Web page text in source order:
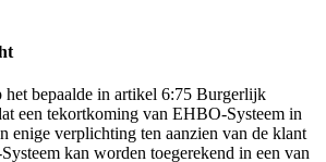
bepaalde in artikel 6:75 Burgerlijk
een tekortkoming van EHBO-Systeem in
enige verplichting ten aanzien van de klant
kan worden toegerekend in een van